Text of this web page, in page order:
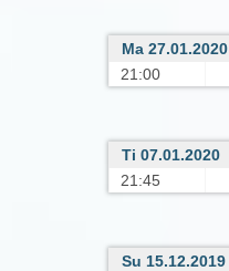
Ma 27.01.2020
21:00
Ti 07.01.2020
21:45
Su 15.12.2019